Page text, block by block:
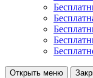
Открыть меню